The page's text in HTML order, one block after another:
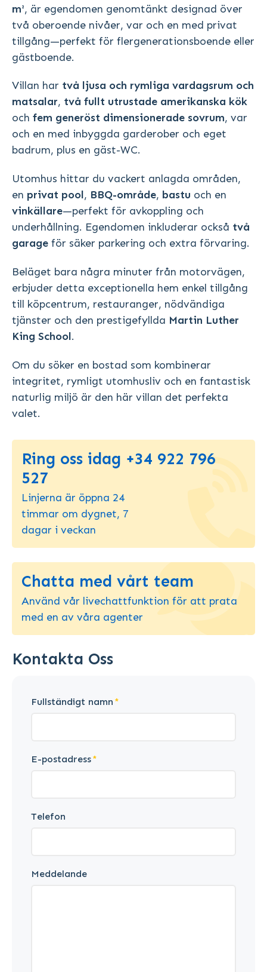
m², är egendomen genomtänkt designad över
två oberoende nivåer, var och en med privat
tillgång—perfekt för flergenerationsboende eller
gästboende.
Villan har två ljusa och rymliga vardagsrum och
matsalar, två fullt utrustade amerikanska kök
och fem generöst dimensionerade sovrum, var
och en med inbyggda garderober och eget
badrum, plus en gäst-WC.
Utomhus hittar du vackert anlagda områden,
en privat pool, BBQ-område, bastu och en
vinkällare—perfekt för avkoppling och
underhållning. Egendomen inkluderar också två
garage för säker parkering och extra förvaring.
Beläget bara några minuter från motorvägen,
erbjuder detta exceptionella hem enkel tillgång
till köpcentrum, restauranger, nödvändiga
tjänster och den prestigefyllda Martin Luther
King School.
Om du söker en bostad som kombinerar
integritet, rymligt utomhusliv och en fantastisk
naturlig miljö är den här villan det perfekta
valet.
Ring oss idag +34 922 796
527
Linjerna är öppna 24
timmar om dygnet, 7
dagar i veckan
Chatta med vårt team
Använd vår livechattfunktion för att prata
med en av våra agenter
Kontakta Oss
Fullständigt namn
E-postadress
Telefon
Meddelande